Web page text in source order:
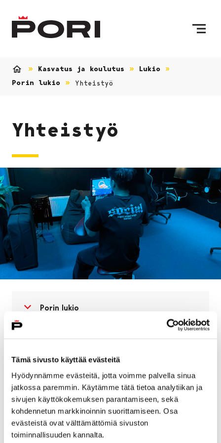
Tämä sivusto käyttää evästeitä
Hyödynnämme evästeitä, jotta voimme palvella sinua
jatkossa paremmin. Käytämme tätä tietoa analytiikan ja
sivujen käyttökokemuksen parantamiseen, sekä
kohdennetun markkinoinnin suorittamiseen. Osa
evästeistä ovat välttämättömiä sivuston
toiminnallisuuden kannalta.
Kasvatus ja koulutus
Lukio
Porin lukio
Yhteistyö
Yhteistyö
Avaa valikko
Sulje valikko
Porin lukio
Kehittämishankkeet
Kansainvälinen toiminta